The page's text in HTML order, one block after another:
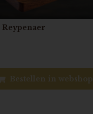
Bestellen in webshop